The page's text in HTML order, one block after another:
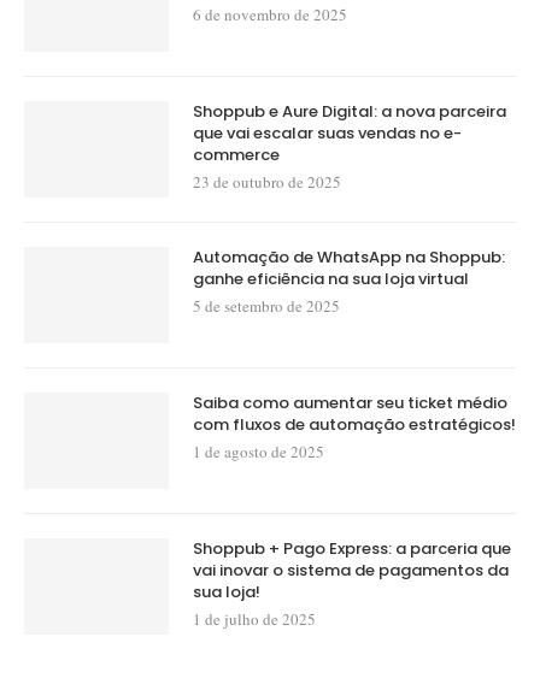
6 de novembro de 2025
Shoppub e Aure Digital: a nova parceira
que vai escalar suas vendas no e-
commerce
23 de outubro de 2025
Automação de WhatsApp na Shoppub:
ganhe eficiência na sua loja virtual
5 de setembro de 2025
Saiba como aumentar seu ticket médio
com fluxos de automação estratégicos!
1 de agosto de 2025
Shoppub + Pago Express: a parceria que
vai inovar o sistema de pagamentos da
sua loja!
1 de julho de 2025